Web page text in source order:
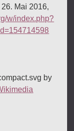
Mai 2016,
w/index.php?
by